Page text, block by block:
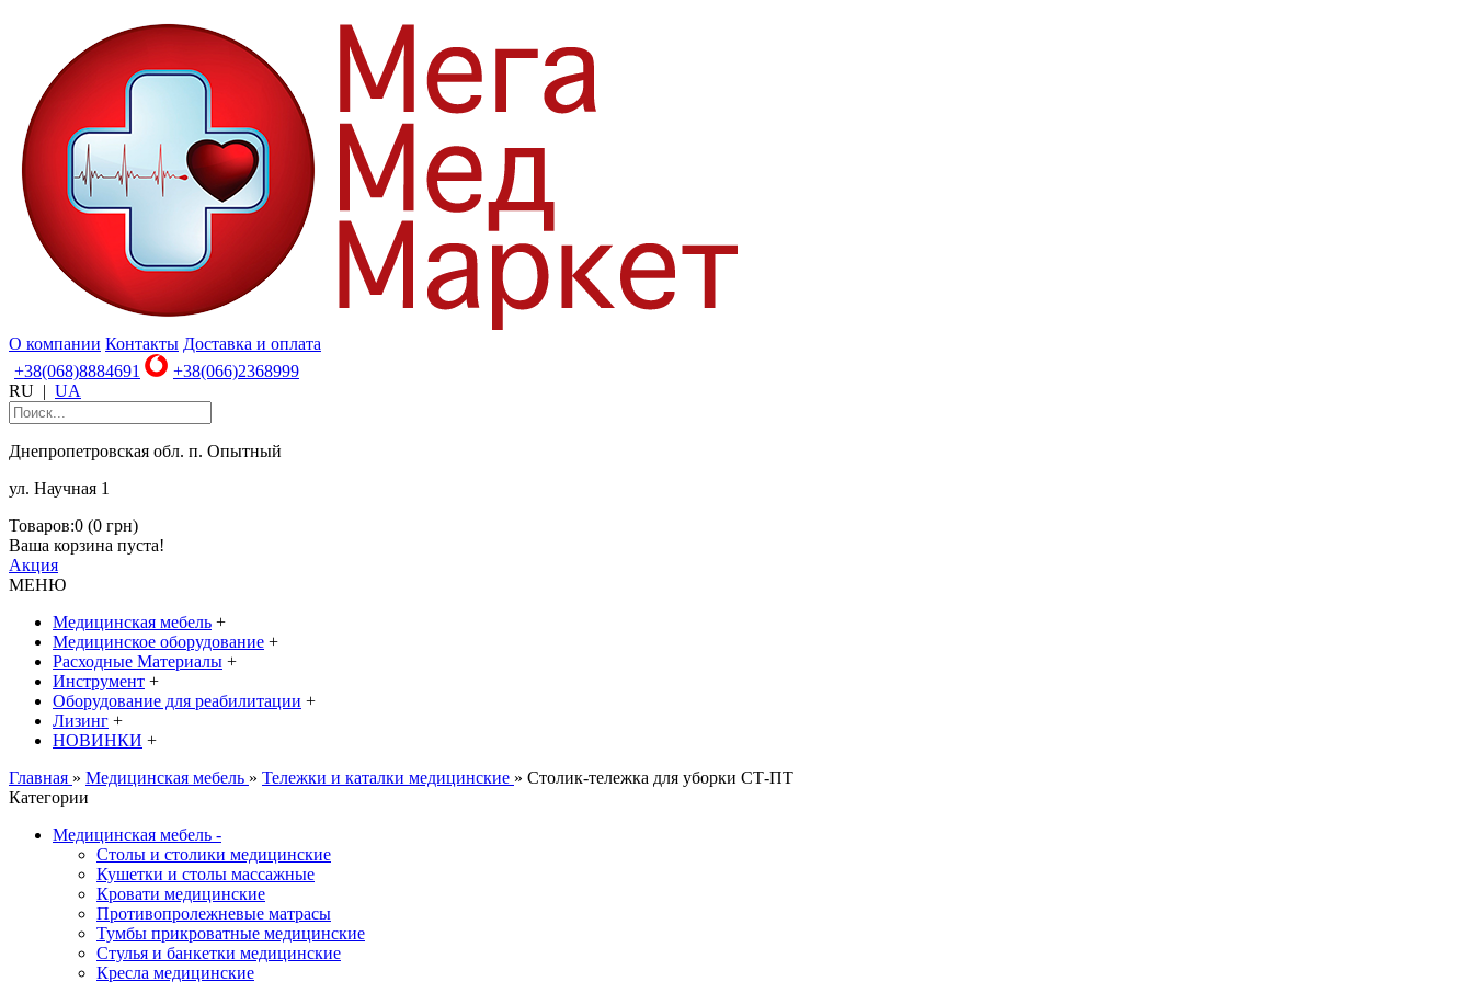
О компании Контакты Доставка и оплата
+38(068)8884691
+38(066)2368999
RU | UA
Днепропетровская обл. п. Опытный
ул. Научная 1
Товаров:0 (0 грн)
Ваша корзина пуста!
Акция
МЕНЮ
Медицинская мебель +
Медицинское оборудование +
Расходные Материалы +
Инструмент +
Оборудование для реабилитации +
Лизинг +
НОВИНКИ +
Главная » Медицинская мебель » Тележки и каталки медицинские » Столик-тележка для уборки СТ-ПТ
Категории
Медицинская мебель -
Столы и столики медицинские
Кушетки и столы массажные
Кровати медицинские
Противопролежневые матрасы
Тумбы прикроватные медицинские
Стулья и банкетки медицинские
Кресла медицинские